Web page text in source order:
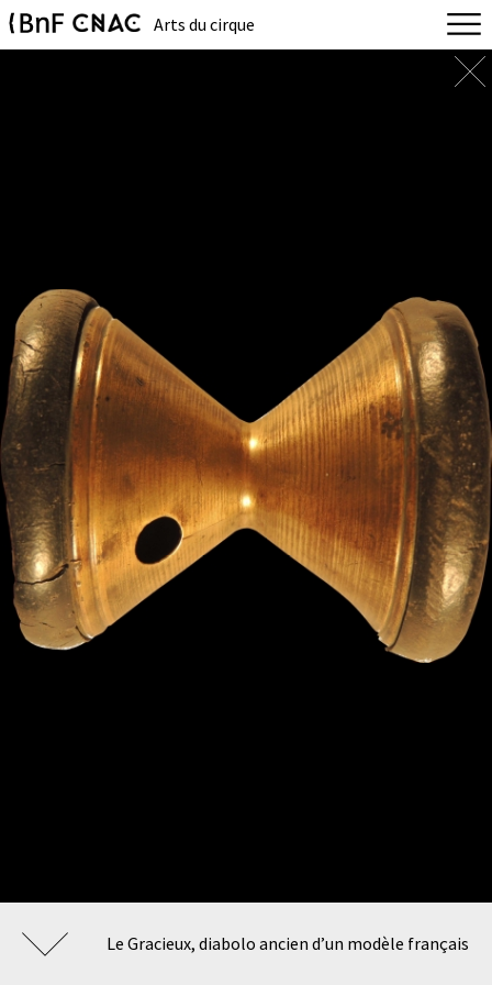
Arts du cirque
Le Gracieux, diabolo ancien d’un modèle français